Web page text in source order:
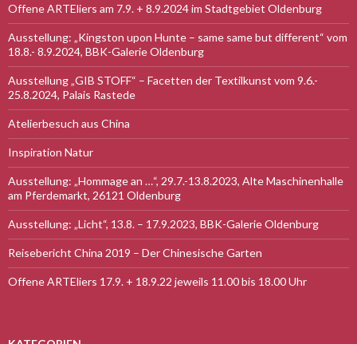
Offene ARTEliers am 7.9. + 8.9.2024 im Stadtgebiet Oldenburg
Ausstellung: „Kingston upon Hunte – same same but different“ vom
18.8.- 8.9.2024, BBK-Galerie Oldenburg
Ausstellung „GIB STOFF“ – Facetten der Textilkunst vom 9.6.-
25.8.2024, Palais Rastede
Atelierbesuch aus China
Inspiration Natur
Ausstellung: „Hommage an …“, 29.7.-13.8.2023, Alte Maschinenhalle
am Pferdemarkt, 26121 Oldenburg
Ausstellung: „Licht“, 13.8. – 17.9.2023, BBK-Galerie Oldenburg
Reisebericht China 2019 – Der Chinesische Garten
Offene ARTEliers 17.9. + 18.9.22 jeweils 11.00 bis 18.00 Uhr